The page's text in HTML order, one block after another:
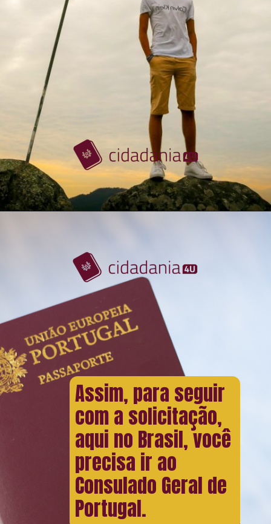
Assim, para seguir
com a solicitação,
aqui no Brasil, você
precisa ir ao
Consulado Geral de
Portugal.